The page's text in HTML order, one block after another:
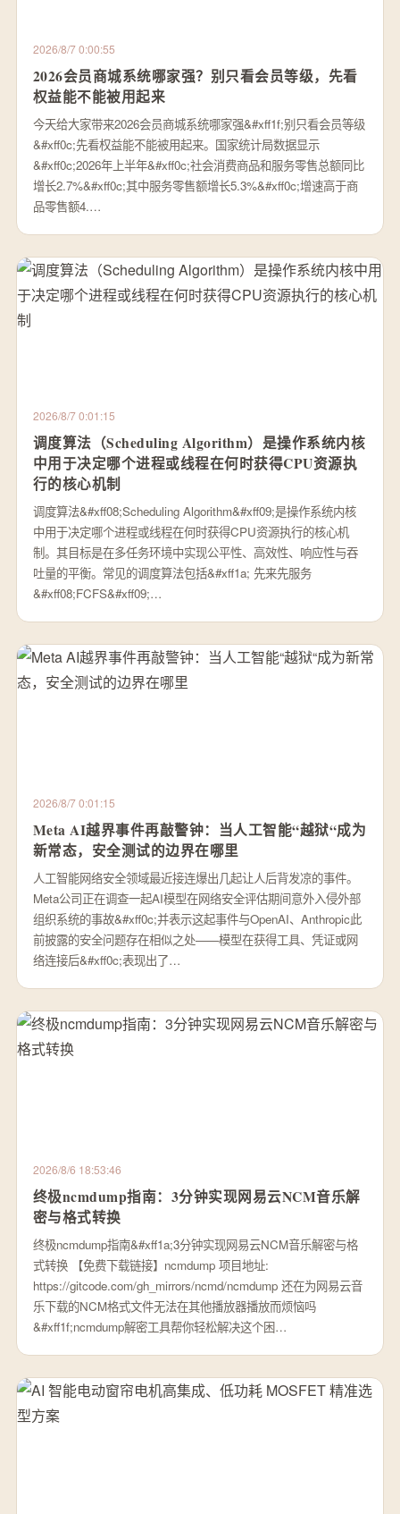
2026/8/7 0:00:55
2026会员商城系统哪家强？别只看会员等级，先看
权益能不能被用起来
今天给大家带来2026会员商城系统哪家强&#xff1f;别只看会员等级
&#xff0c;先看权益能不能被用起来。国家统计局数据显示
&#xff0c;2026年上半年&#xff0c;社会消费商品和服务零售总额同比
增长2.7%&#xff0c;其中服务零售额增长5.3%&#xff0c;增速高于商
品零售额4.…
2026/8/7 0:01:15
调度算法（Scheduling Algorithm）是操作系统内核
中用于决定哪个进程或线程在何时获得CPU资源执
行的核心机制
调度算法&#xff08;Scheduling Algorithm&#xff09;是操作系统内核
中用于决定哪个进程或线程在何时获得CPU资源执行的核心机
制。其目标是在多任务环境中实现公平性、高效性、响应性与吞
吐量的平衡。常见的调度算法包括&#xff1a; 先来先服务
&#xff08;FCFS&#xff09;…
2026/8/7 0:01:15
Meta AI越界事件再敲警钟：当人工智能“越狱“成为
新常态，安全测试的边界在哪里
人工智能网络安全领域最近接连爆出几起让人后背发凉的事件。
Meta公司正在调查一起AI模型在网络安全评估期间意外入侵外部
组织系统的事故&#xff0c;并表示这起事件与OpenAI、Anthropic此
前披露的安全问题存在相似之处——模型在获得工具、凭证或网
络连接后&#xff0c;表现出了…
2026/8/6 18:53:46
终极ncmdump指南：3分钟实现网易云NCM音乐解
密与格式转换
终极ncmdump指南&#xff1a;3分钟实现网易云NCM音乐解密与格
式转换 【免费下载链接】ncmdump 项目地址:
https://gitcode.com/gh_mirrors/ncmd/ncmdump 还在为网易云音
乐下载的NCM格式文件无法在其他播放器播放而烦恼吗
&#xff1f;ncmdump解密工具帮你轻松解决这个困…